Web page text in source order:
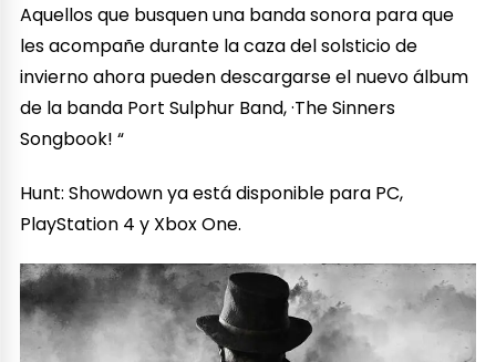
Aquellos que busquen una banda sonora para que
les acompañe durante la caza del solsticio de
invierno ahora pueden descargarse el nuevo álbum
de la banda Port Sulphur Band, ·The Sinners
Songbook! “
Hunt: Showdown ya está disponible para PC,
PlayStation 4 y Xbox One.